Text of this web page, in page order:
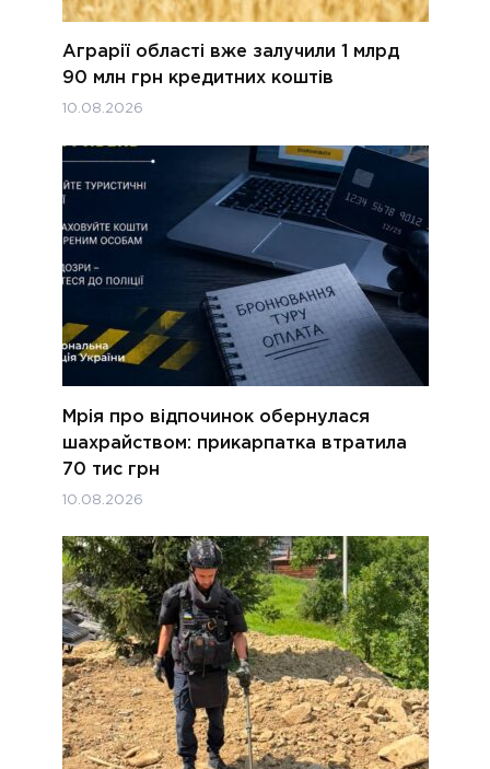
Аграрії області вже залучили 1 млрд
90 млн грн кредитних коштів
10.08.2026
Мрія про відпочинок обернулася
шахрайством: прикарпатка втратила
70 тис грн
10.08.2026